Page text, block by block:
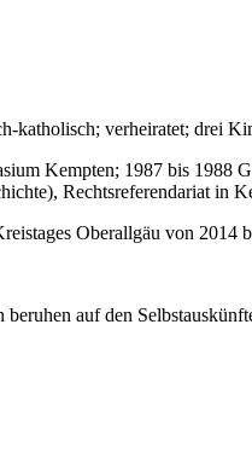
katholisch; verheiratet; drei
Kempten; 1987 bis 1988
Rechtsreferendariat in
Oberallgäu von 2014
auf den